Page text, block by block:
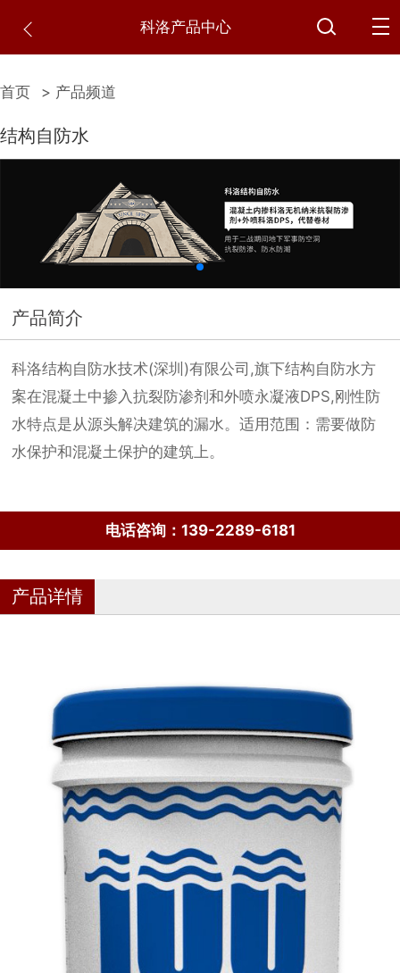
科洛产品中心
首页 > 产品频道
结构自防水
产品简介
科洛结构自防水技术(深圳)有限公司,旗下结构自防水方
案在混凝土中掺入抗裂防渗剂和外喷永凝液DPS,刚性防
水特点是从源头解决建筑的漏水。适用范围：需要做防
水保护和混凝土保护的建筑上。
电话咨询：139-2289-6181
产品详情